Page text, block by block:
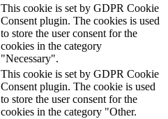
This cookie is set by GDPR Cookie
Consent plugin. The cookies is used
to store the user consent for the
cookies in the category
"Necessary".
This cookie is set by GDPR Cookie
Consent plugin. The cookie is used
to store the user consent for the
cookies in the category "Other.